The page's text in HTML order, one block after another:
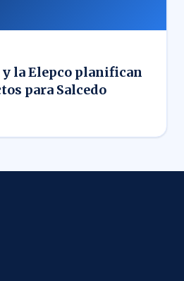
la Elepco planifican
para Salcedo